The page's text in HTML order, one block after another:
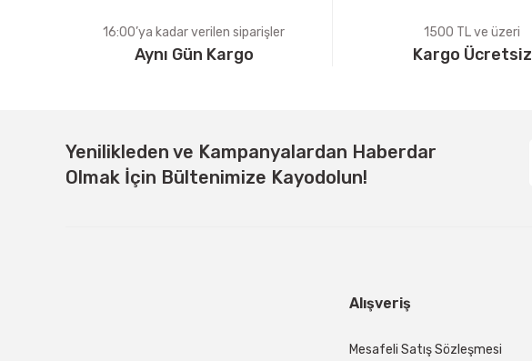
16:00’ya kadar verilen siparişler
Aynı Gün Kargo
1500 TL ve üzeri
Kargo Ücretsiz
Yenilikleden ve Kampanyalardan Haberdar
Olmak İçin Bültenimize Kayodolun!
Alışveriş
Mesafeli Satış Sözleşmesi